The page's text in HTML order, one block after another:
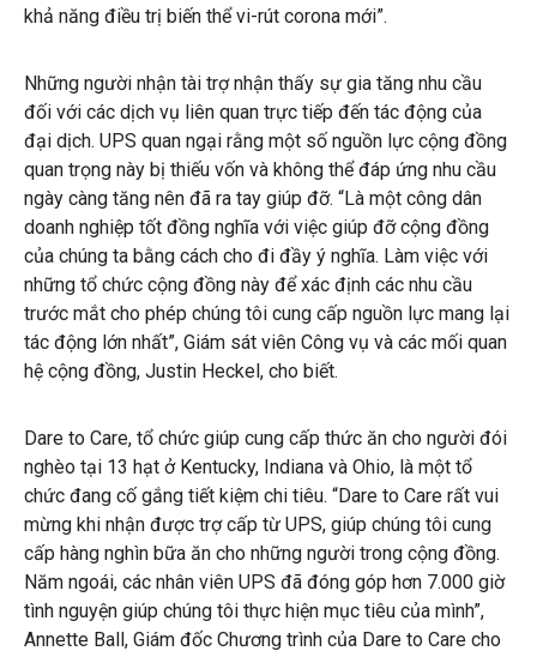
khả năng điều trị biến thể vi-rút corona mới”.
Những người nhận tài trợ nhận thấy sự gia tăng nhu cầu
đối với các dịch vụ liên quan trực tiếp đến tác động của
đại dịch. UPS quan ngại rằng một số nguồn lực cộng đồng
quan trọng này bị thiếu vốn và không thể đáp ứng nhu cầu
ngày càng tăng nên đã ra tay giúp đỡ. “Là một công dân
doanh nghiệp tốt đồng nghĩa với việc giúp đỡ cộng đồng
của chúng ta bằng cách cho đi đầy ý nghĩa. Làm việc với
những tổ chức cộng đồng này để xác định các nhu cầu
trước mắt cho phép chúng tôi cung cấp nguồn lực mang lại
tác động lớn nhất”, Giám sát viên Công vụ và các mối quan
hệ cộng đồng, Justin Heckel, cho biết.
Dare to Care, tổ chức giúp cung cấp thức ăn cho người đói
nghèo tại 13 hạt ở Kentucky, Indiana và Ohio, là một tổ
chức đang cố gắng tiết kiệm chi tiêu. “Dare to Care rất vui
mừng khi nhận được trợ cấp từ UPS, giúp chúng tôi cung
cấp hàng nghìn bữa ăn cho những người trong cộng đồng.
Năm ngoái, các nhân viên UPS đã đóng góp hơn 7.000 giờ
tình nguyện giúp chúng tôi thực hiện mục tiêu của mình”,
Annette Ball, Giám đốc Chương trình của Dare to Care cho